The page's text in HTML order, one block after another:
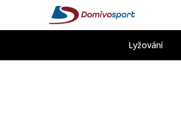
Lyžování